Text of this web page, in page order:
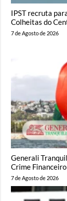
IPST recruta
Colheitas do
7 de Agosto de 2026
Generali
Crime Financeiro
7 de Agosto de 2026